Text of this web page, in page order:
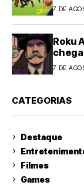
7 DE
Roku
7 DE
CATEGORIAS
Destaque
Filmes
Games